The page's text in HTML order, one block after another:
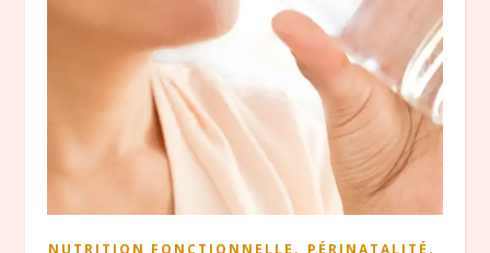
NUTRITION FONCTIONNELLE , PÉRINATALITÉ ,